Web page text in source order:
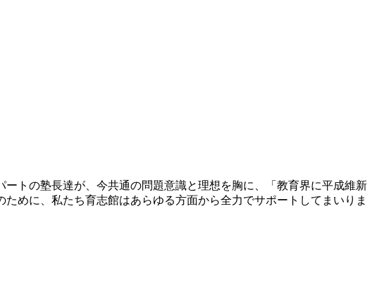
トの塾長達が、今共通の問題意識と理想を胸に、「教育界に平成維新
めに、私たち育志館はあらゆる方面から全力でサポートしてまいりま